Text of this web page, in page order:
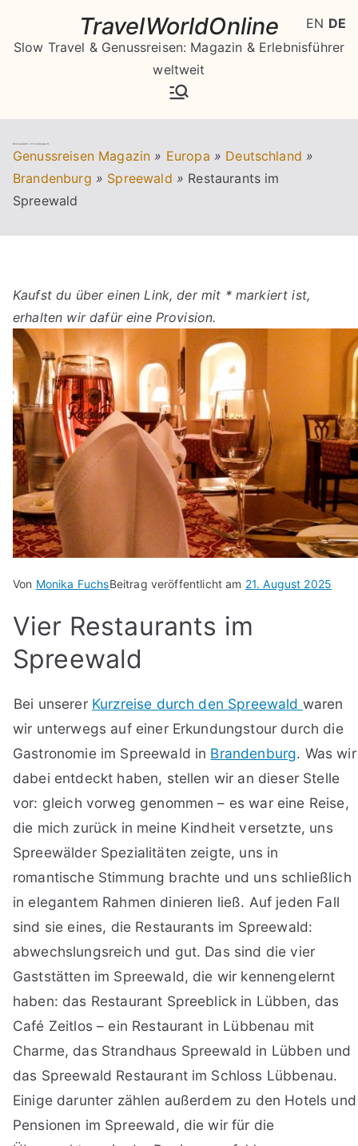
springen
TravelWorldOnline
Slow Travel & Genussreisen: Magazin & Erlebnisführer
weltweit
Restaurants im Spreewald
Genussreisen Magazin » Europa » Deutschland »
Brandenburg » Spreewald » Restaurants im
Spreewald
Kaufst du über einen Link, der mit * markiert ist,
erhalten wir dafür eine Provision.
Von Monika FuchsBeitrag veröffentlicht am 21. August 2025
Vier Restaurants im
Spreewald
Bei unserer Kurzreise durch den Spreewald waren
wir unterwegs auf einer Erkundungstour durch die
Gastronomie im Spreewald in Brandenburg. Was wir
dabei entdeckt haben, stellen wir an dieser Stelle
vor: gleich vorweg genommen – es war eine Reise,
die mich zurück in meine Kindheit versetzte, uns
Spreewälder Spezialitäten zeigte, uns in
romantische Stimmung brachte und uns schließlich
in elegantem Rahmen dinieren ließ. Auf jeden Fall
sind sie eines, die Restaurants im Spreewald:
abwechslungsreich und gut. Das sind die vier
Gaststätten im Spreewald, die wir kennengelernt
haben: das Restaurant Spreeblick in Lübben, das
Café Zeitlos – ein Restaurant in Lübbenau mit
Charme, das Strandhaus Spreewald in Lübben und
das Spreewald Restaurant im Schloss Lübbenau.
Einige darunter zählen außerdem zu den Hotels und
Pensionen im Spreewald, die wir für die
EN DE